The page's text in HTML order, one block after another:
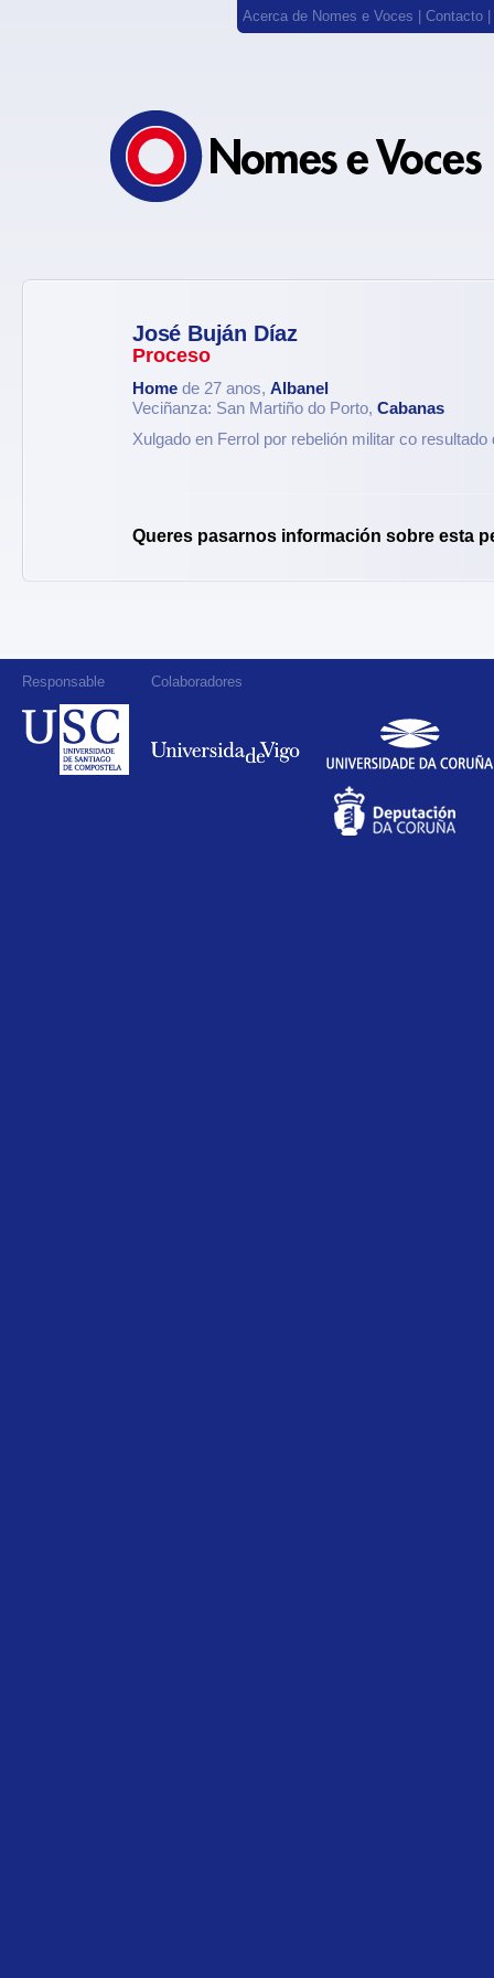
Acerca de Nomes e Voces Contacto
José Buján Díaz
Proceso
Home de 27 anos, Albanel
Veciñanza: San Martiño do Porto, Cabanas
Xulgado en Ferrol por rebelión militar co resultado
Queres pasarnos información sobre esta
Responsable Colaboradores